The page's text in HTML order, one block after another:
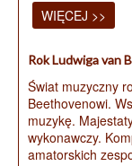
WIĘCEJ >>
Rok Ludwiga van
Świat muzyczny
Beethovenowi.
muzykę.
wykonawczy.
amatorskich